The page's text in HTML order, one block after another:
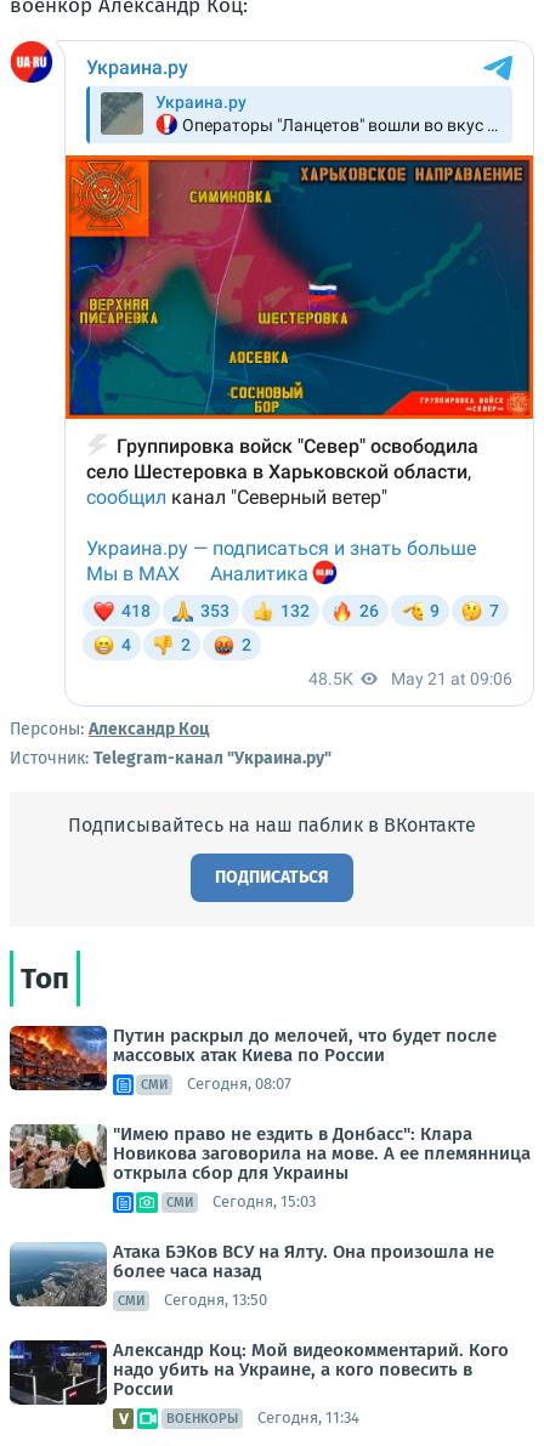
Персоны: Александр Коц
Источник: Telegram-канал "Украина.ру"
Подписывайтесь на наш паблик в ВКонтакте
ПОДПИСАТЬСЯ
Топ
Путин раскрыл до мелочей, что будет после
массовых атак Киева по России
СМИ Сегодня, 08:07
"Имею право не ездить в Донбасс": Клара
Новикова заговорила на мове. А ее племянница
открыла сбор для Украины
СМИ Сегодня, 15:03
Атака БЭКов ВСУ на Ялту. Она произошла не
более часа назад
СМИ Сегодня, 13:50
Александр Коц: Мой видеокомментарий. Кого
надо убить на Украине, а кого повесить в
России
ВОЕНКОРЫ Сегодня, 11:34